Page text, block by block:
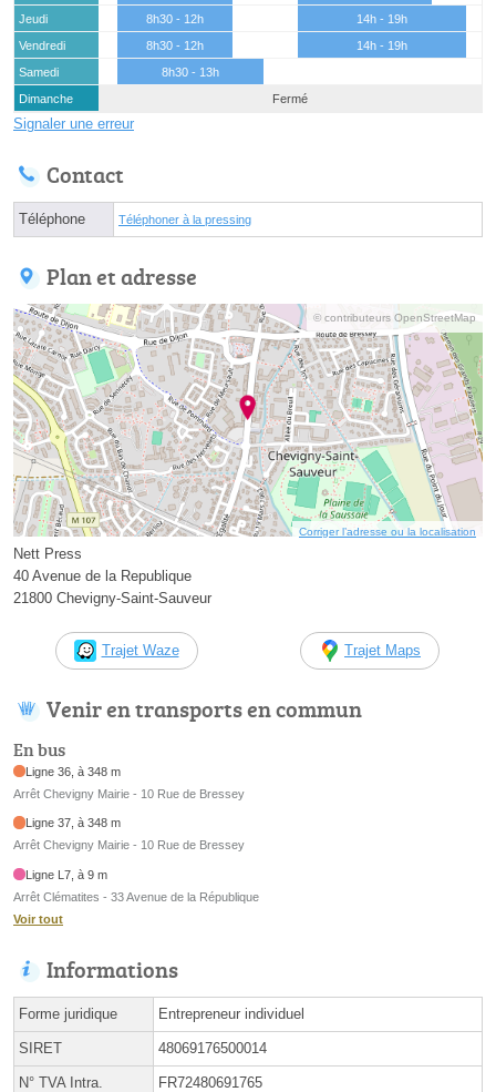
Jeudi
8h30 - 12h
14h - 19h
Vendredi
8h30 - 12h
14h - 19h
Samedi
8h30 - 13h
Dimanche
Fermé
Signaler une erreur
Contact
Téléphone Téléphoner à la pressing
Plan et adresse
© contributeurs OpenStreetMap
Corriger l’adresse ou la localisation
Nett Press
40 Avenue de la Republique
21800 Chevigny-Saint-Sauveur
Trajet Waze Trajet Maps
Venir en transports en commun
En bus
Ligne 36, à 348 m
Arrêt Chevigny Mairie - 10 Rue de Bressey
Ligne 37, à 348 m
Arrêt Chevigny Mairie - 10 Rue de Bressey
Ligne L7, à 9 m
Arrêt Clématites - 33 Avenue de la République
Voir tout
Informations
Forme juridique Entrepreneur individuel
SIRET 48069176500014
N° TVA Intra. FR72480691765